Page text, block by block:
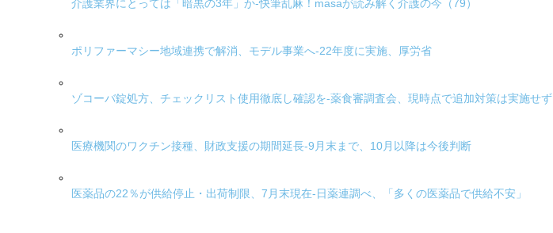
介護業界にとっては「暗黒の3年」か-快筆乱麻！masaが読み解く介護の今（79）
ポリファーマシー地域連携で解消、モデル事業へ-22年度に実施、厚労省
ゾコーバ錠処方、チェックリスト使用徹底し確認を-薬食審調査会、現時点で追加対策は実施せず
医療機関のワクチン接種、財政支援の期間延長-9月末まで、10月以降は今後判断
医薬品の22％が供給停止・出荷制限、7月末現在-日薬連調べ、「多くの医薬品で供給不安」